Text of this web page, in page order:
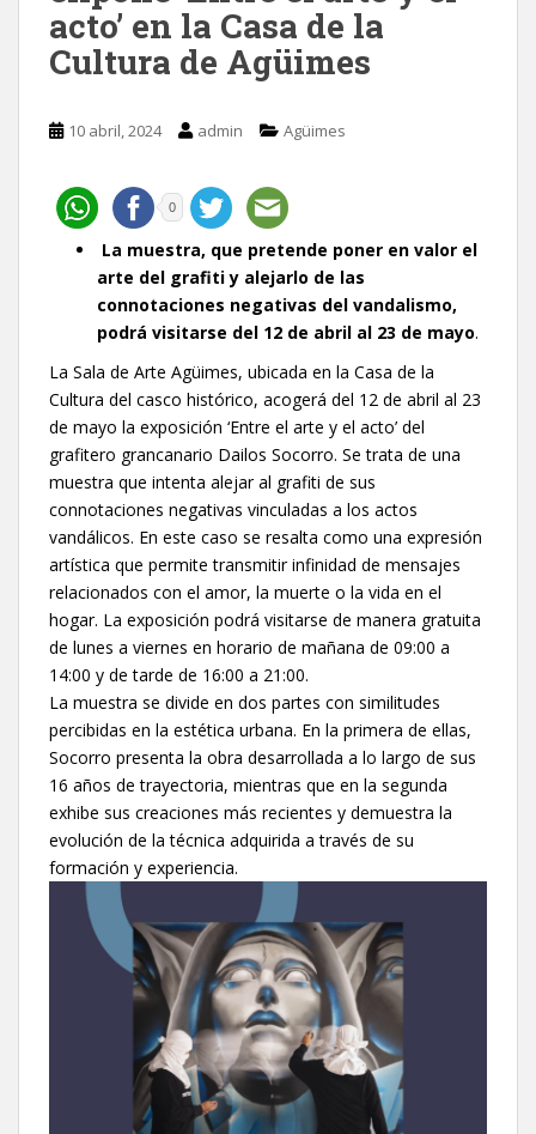
acto’ en la Casa de la
Cultura de Agüimes
10 abril, 2024 admin Agüimes
0
La muestra, que pretende poner en valor el
arte del grafiti y alejarlo de las
connotaciones negativas del vandalismo,
podrá visitarse del 12 de abril al 23 de mayo.
La Sala de Arte Agüimes, ubicada en la Casa de la
Cultura del casco histórico, acogerá del 12 de abril al 23
de mayo la exposición ‘Entre el arte y el acto’ del
grafitero grancanario Dailos Socorro. Se trata de una
muestra que intenta alejar al grafiti de sus
connotaciones negativas vinculadas a los actos
vandálicos. En este caso se resalta como una expresión
artística que permite transmitir infinidad de mensajes
relacionados con el amor, la muerte o la vida en el
hogar. La exposición podrá visitarse de manera gratuita
de lunes a viernes en horario de mañana de 09:00 a
14:00 y de tarde de 16:00 a 21:00.
La muestra se divide en dos partes con similitudes
percibidas en la estética urbana. En la primera de ellas,
Socorro presenta la obra desarrollada a lo largo de sus
16 años de trayectoria, mientras que en la segunda
exhibe sus creaciones más recientes y demuestra la
evolución de la técnica adquirida a través de su
formación y experiencia.